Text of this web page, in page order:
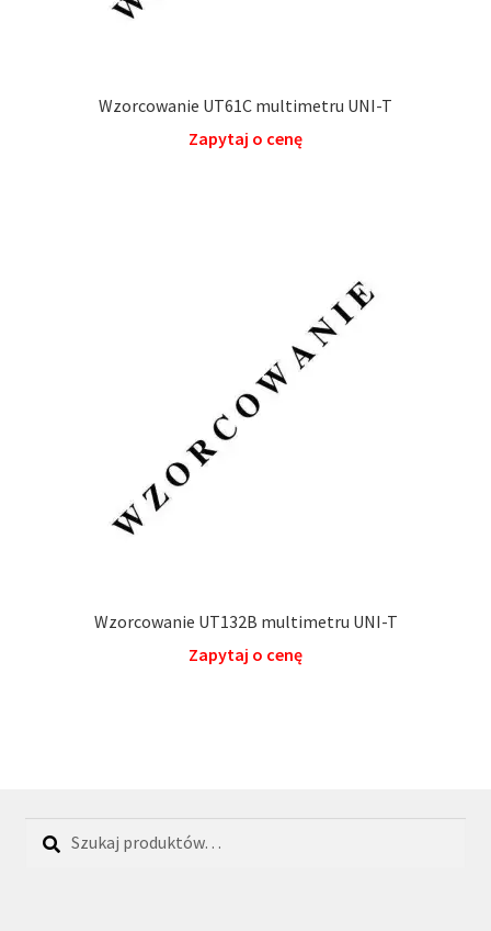
Wzorcowanie UT61C multimetru UNI-T
Zapytaj o cenę
Wzorcowanie UT132B multimetru UNI-T
Zapytaj o cenę